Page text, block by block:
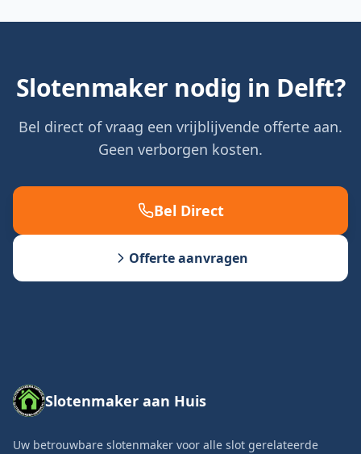
Slotenmaker nodig in Delft?
Bel direct of vraag een vrijblijvende offerte aan.
Geen verborgen kosten.
Bel Direct
Offerte aanvragen
Slotenmaker aan Huis
Uw betrouwbare slotenmaker voor alle slot gerelateerde